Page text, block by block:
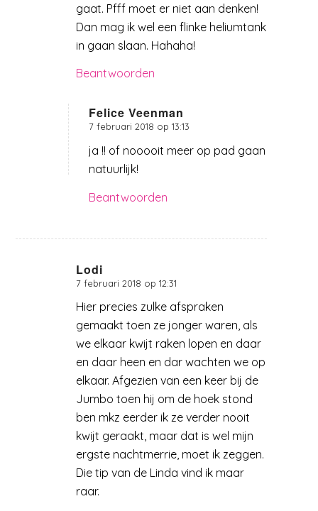
gaat. Pfff moet er niet aan denken!
Dan mag ik wel een flinke heliumtank
in gaan slaan. Hahaha!
Beantwoorden
Felice Veenman
zegt:
7 februari 2018 op 13:13
ja !! of nooooit meer op pad gaan
natuurlijk!
Beantwoorden
Lodi
zegt:
7 februari 2018 op 12:31
Hier precies zulke afspraken
gemaakt toen ze jonger waren, als
we elkaar kwijt raken lopen en daar
en daar heen en dar wachten we op
elkaar. Afgezien van een keer bij de
Jumbo toen hij om de hoek stond
ben mkz eerder ik ze verder nooit
kwijt geraakt, maar dat is wel mijn
ergste nachtmerrie, moet ik zeggen.
Die tip van de Linda vind ik maar
raar.